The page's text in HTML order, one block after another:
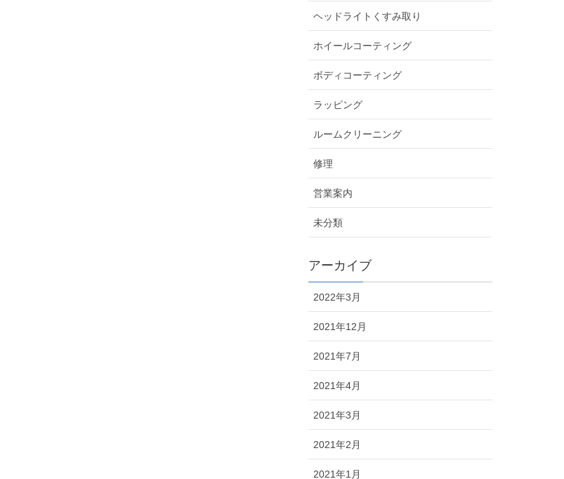
ヘッドライトくすみ取り
ホイールコーティング
ボディコーティング
ラッピング
ルームクリーニング
修理
営業案内
未分類
アーカイブ
2022年3月
2021年12月
2021年7月
2021年4月
2021年3月
2021年2月
2021年1月